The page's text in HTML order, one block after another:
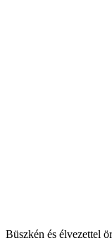
Büszkén és élvezettel